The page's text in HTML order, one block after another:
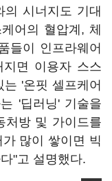
시너지도 기대
어의 혈압계, 체
들이 인프라웨어
지면 이용자 스스
'온핏 셀프케어
'딥러닝' 기술을
처방 및 가이드를
많이 쌓이면 빅
"고 설명했다.